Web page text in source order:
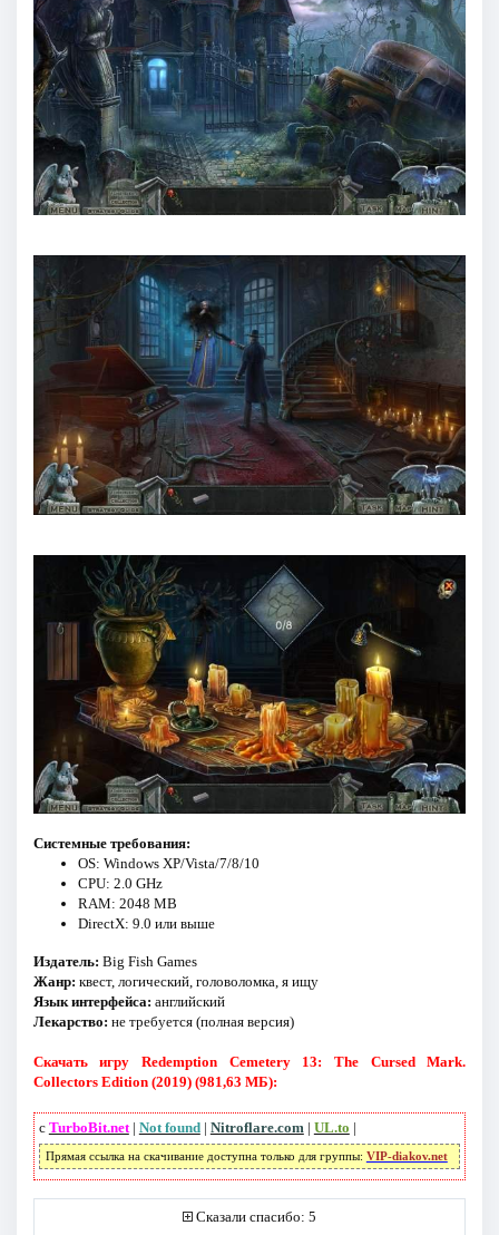
Системные требования:
OS: Windows XP/Vista/7/8/10
CPU: 2.0 GHz
RAM: 2048 MB
DirectX: 9.0 или выше
Издатель: Big Fish Games
Жанр: квест, логический, головоломка, я ищу
Язык интерфейса: английский
Лекарство: не требуется (полная версия)
Скачать игру Redemption Cemetery 13: The Cursed Mark.
Collectors Edition (2019) (981,63 МБ):
с TurboBit.net| Not found| Nitroflare.com | UL.to |
Прямая ссылка на скачивание доступна только для группы: VIP-diakov.net
Сказали спасибо: 5